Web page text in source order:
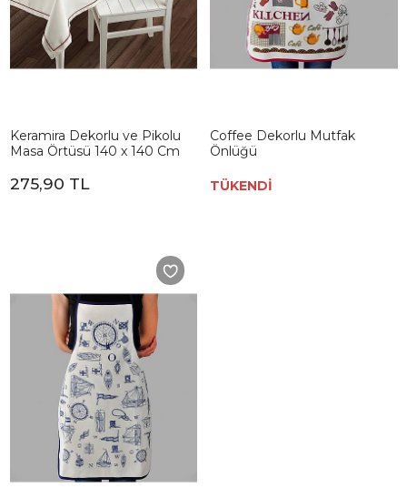
Keramira Dekorlu ve Pikolu
Masa Örtüsü 140 x 140 Cm
275,90 TL
Coffee Dekorlu Mutfak
Önlüğü
TÜKENDİ